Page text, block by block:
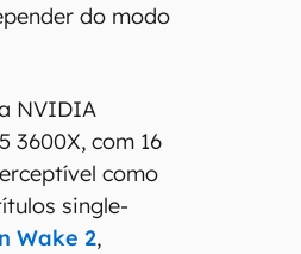
do modo
NVIDIA
3600X, com 16
como
single-
Wake 2,